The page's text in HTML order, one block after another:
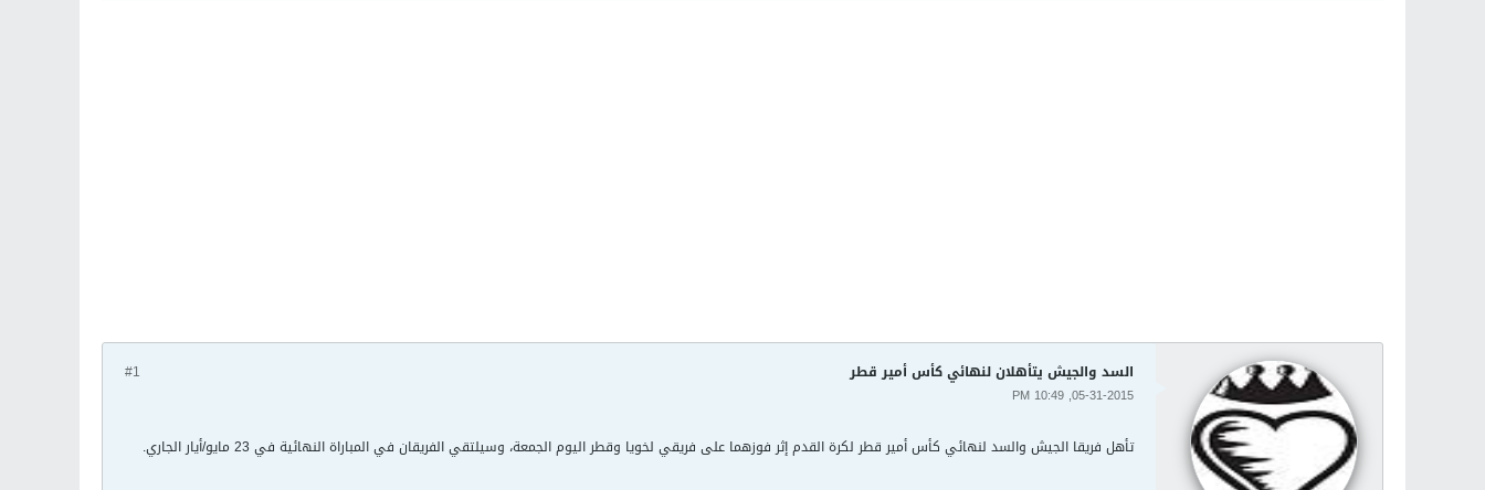
#1 السد والجيش يتأهلان لنهائي كأس أمير قطر
05-31-2015, 10:49 PM
تأهل فريقا الجيش والسد لنهائي كأس أمير قطر لكرة القدم إثر فوزهما على فريقي لخويا وقطر اليوم الجمعة، وسيلتقي الفريقان في المباراة النهائية في 23 مايو/أيار الجاري.